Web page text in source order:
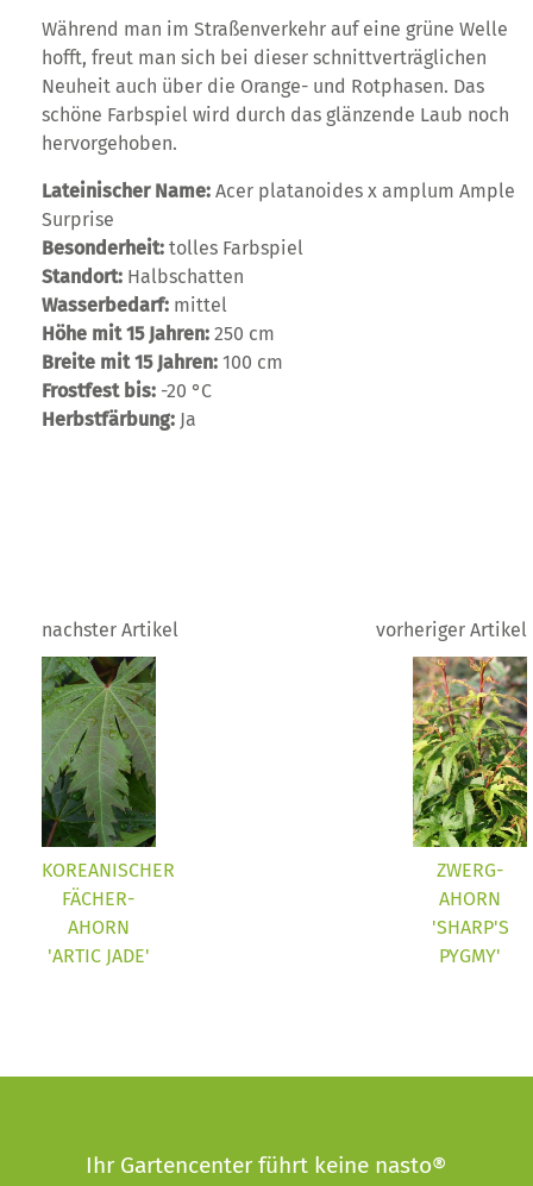
Während man im Straßenverkehr auf eine grüne Welle
hofft, freut man sich bei dieser schnittverträglichen
Neuheit auch über die Orange- und Rotphasen. Das
schöne Farbspiel wird durch das glänzende Laub noch
hervorgehoben.
Lateinischer Name: Acer platanoides x amplum Ample
Surprise
Besonderheit: tolles Farbspiel
Standort: Halbschatten
Wasserbedarf: mittel
Höhe mit 15 Jahren: 250 cm
Breite mit 15 Jahren: 100 cm
Frostfest bis: -20 °C
Herbstfärbung: Ja
nachster Artikel
KOREANISCHER
FÄCHER-
AHORN
'ARTIC JADE'
vorheriger Artikel
ZWERG-
AHORN
'SHARP'S
PYGMY'
Ihr Gartencenter führt keine nasto®